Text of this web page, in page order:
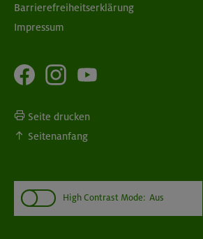
München
Barrierefreiheitserklärung
Impressum
Seite drucken
Seitenanfang
High Contrast Mode: Aus